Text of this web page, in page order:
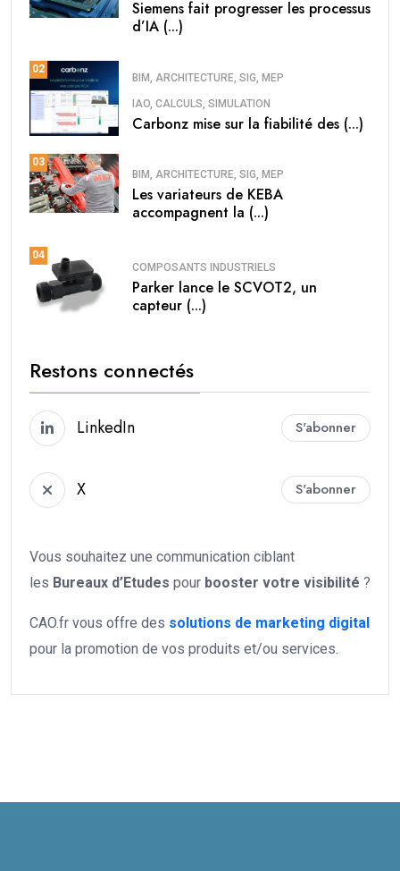
Siemens fait progresser les processus
d’IA (...)
02
BIM, ARCHITECTURE, SIG, MEP
IAO, CALCULS, SIMULATION
Carbonz mise sur la fiabilité des (...)
03
BIM, ARCHITECTURE, SIG, MEP
Les variateurs de KEBA
accompagnent la (...)
04
COMPOSANTS INDUSTRIELS
Parker lance le SCVOT2, un
capteur (...)
Restons connectés
LinkedIn S'abonner
X S'abonner
Vous souhaitez une communication ciblant
les Bureaux d’Etudes pour booster votre visibilité ?
CAO.fr vous offre des solutions de marketing digital
pour la promotion de vos produits et/ou services.